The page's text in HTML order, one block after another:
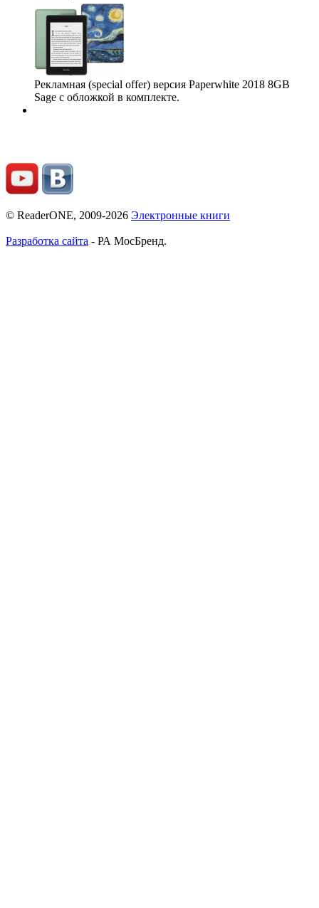
Рекламная (special offer) версия Paperwhite 2018 8GB
Sage с обложкой в комплекте.
© ReaderONE, 2009-2026 Электронные книги
Разработка сайта - РА МосБренд.